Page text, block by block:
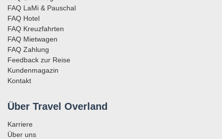
FAQ LaMi & Pauschal
FAQ Hotel
FAQ Kreuzfahrten
FAQ Mietwagen
FAQ Zahlung
Feedback zur Reise
Kundenmagazin
Kontakt
Über Travel Overland
Karriere
Über uns